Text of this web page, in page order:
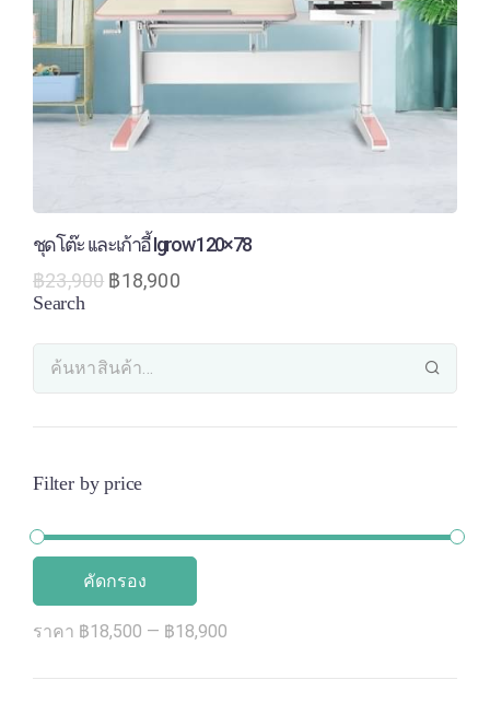
ชุดโต๊ะ เเละเก้าอี้ Igrow 120×78
฿23,900 ฿18,900
Search
Filter by price
คัดกรอง
ราคา ฿18,500 — ฿18,900